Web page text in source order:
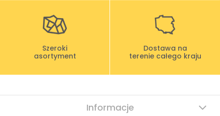
Szeroki
asortyment
Dostawa na
terenie całego kraju
Informacje